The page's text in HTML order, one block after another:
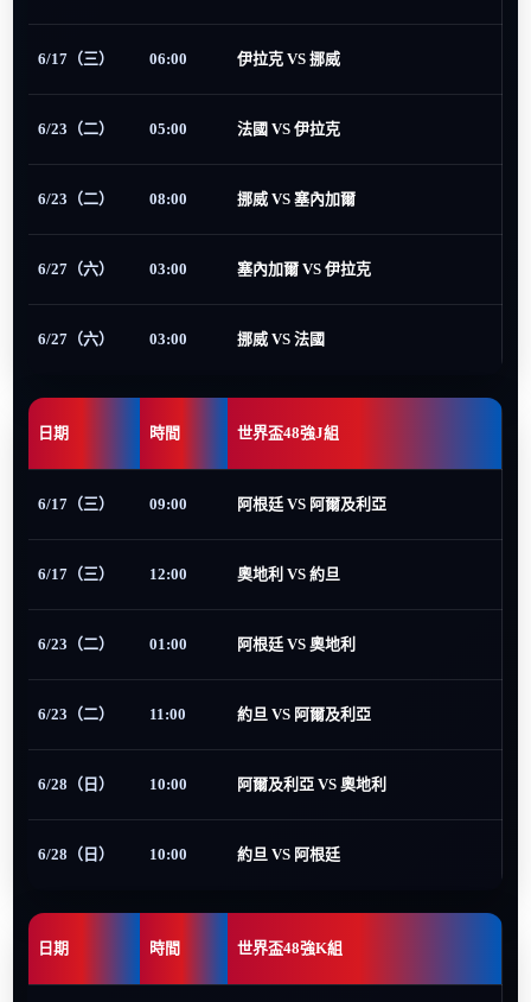
6/17（三） 06:00 伊拉克 VS 挪威
6/23（二） 05:00 法國 VS 伊拉克
6/23（二） 08:00 挪威 VS 塞內加爾
6/27（六） 03:00 塞內加爾 VS 伊拉克
6/27（六） 03:00 挪威 VS 法國
日期 時間 世界盃48強J組
6/17（三） 09:00 阿根廷 VS 阿爾及利亞
6/17（三） 12:00 奧地利 VS 約旦
6/23（二） 01:00 阿根廷 VS 奧地利
6/23（二） 11:00 約旦 VS 阿爾及利亞
6/28（日） 10:00 阿爾及利亞 VS 奧地利
6/28（日） 10:00 約旦 VS 阿根廷
日期 時間 世界盃48強K組